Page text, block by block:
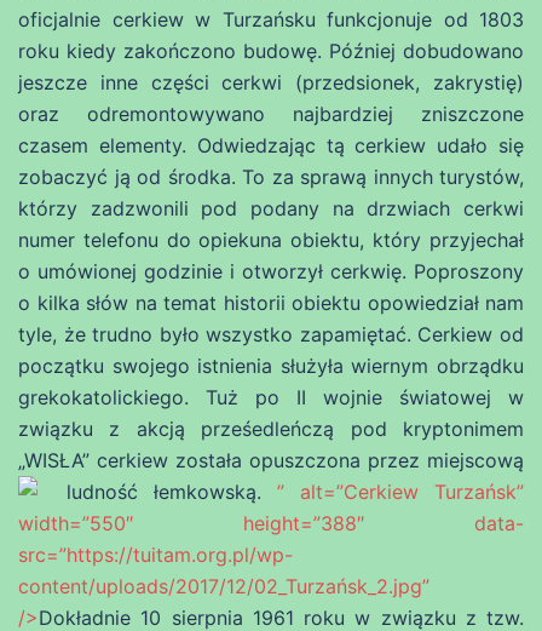
oficjalnie cerkiew w Turzańsku funkcjonuje od 1803
roku kiedy zakończono budowę. Później dobudowano
jeszcze inne części cerkwi (przedsionek, zakrystię)
oraz odremontowywano najbardziej zniszczone
czasem elementy. Odwiedzając tą cerkiew udało się
zobaczyć ją od środka. To za sprawą innych turystów,
którzy zadzwonili pod podany na drzwiach cerkwi
numer telefonu do opiekuna obiektu, który przyjechał
o umówionej godzinie i otworzył cerkwię. Poproszony
o kilka słów na temat historii obiektu opowiedział nam
tyle, że trudno było wszystko zapamiętać. Cerkiew od
początku swojego istnienia służyła wiernym obrządku
grekokatolickiego. Tuż po II wojnie światowej w
związku z akcją prześedleńczą pod kryptonimem
„WISŁA” cerkiew została opuszczona przez miejscową
ludność łemkowską. ” alt=”Cerkiew Turzańsk”
width=”550″ height=”388″ data-
src=”https://tuitam.org.pl/wp-
content/uploads/2017/12/02_Turzańsk_2.jpg”
/>Dokładnie 10 sierpnia 1961 roku w związku z tzw.